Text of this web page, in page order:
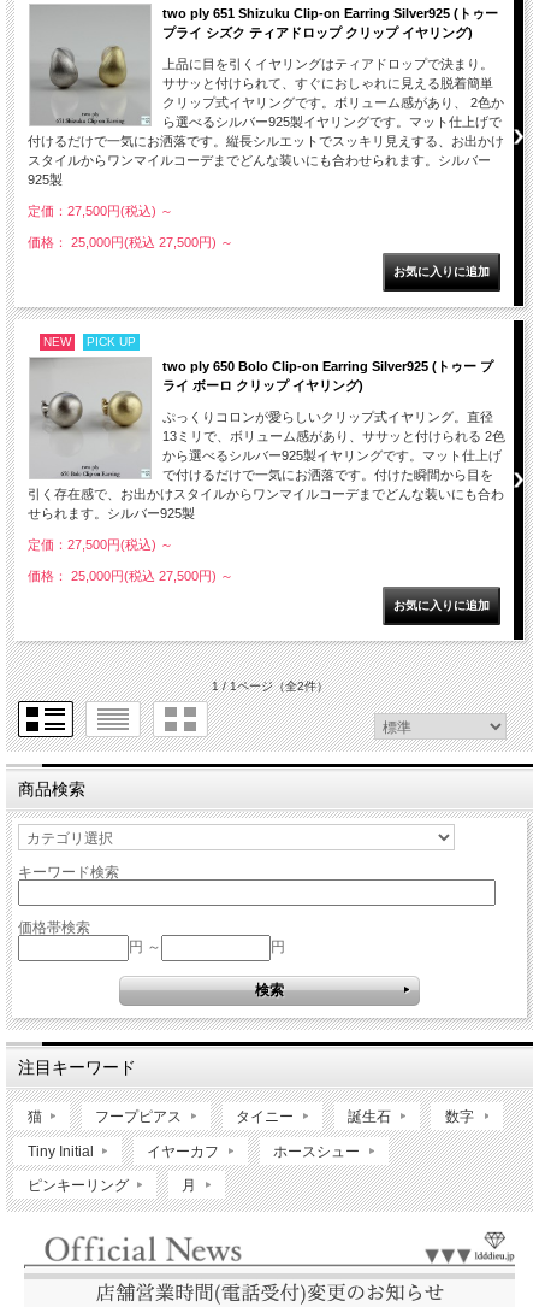
two ply 651 Shizuku Clip-on Earring Silver925 (トゥー
プライ シズク ティアドロップ クリップ イヤリング)
上品に目を引くイヤリングはティアドロップで決まり。
ササッと付けられて、すぐにおしゃれに見える脱着簡単
クリップ式イヤリングです。ボリューム感があり、 2色か
ら選べるシルバー925製イヤリングです。マット仕上げで
付けるだけで一気にお洒落です。縦長シルエットでスッキリ見えする、お出かけ
スタイルからワンマイルコーデまでどんな装いにも合わせられます。シルバー
925製
定価：27,500円(税込) ～
価格： 25,000円(税込 27,500円) ～
NEW PICK UP
two ply 650 Bolo Clip-on Earring Silver925 (トゥー プ
ライ ボーロ クリップ イヤリング)
ぷっくりコロンが愛らしいクリップ式イヤリング。直径
13ミリで、ボリューム感があり、ササッと付けられる 2色
から選べるシルバー925製イヤリングです。マット仕上げ
で付けるだけで一気にお洒落です。付けた瞬間から目を
引く存在感で、お出かけスタイルからワンマイルコーデまでどんな装いにも合わ
せられます。シルバー925製
定価：27,500円(税込) ～
価格： 25,000円(税込 27,500円) ～
1 / 1ページ（全2件）
商品検索
キーワード検索
価格帯検索
円 ～
円
注目キーワード
猫 フープピアス タイニー 誕生石 数字
Tiny Initial イヤーカフ ホースシュー
ピンキーリング 月